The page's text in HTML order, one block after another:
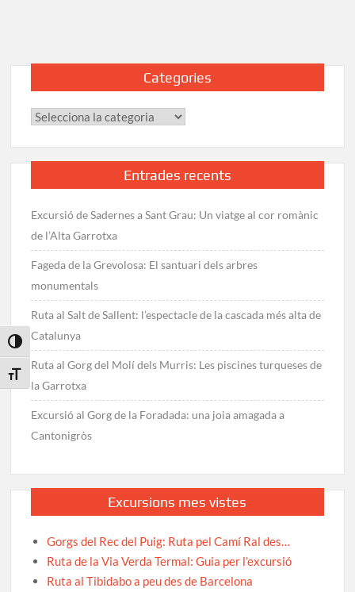
Toggle High Contrast
Toggle Font size
i
des
Boí
Categories
Categories
Entrades recents
Excursió de Sadernes a Sant Grau: Un viatge al cor romànic
de l’Alta Garrotxa
Fageda de la Grevolosa: El santuari dels arbres
monumentals
Ruta al Salt de Sallent: l’espectacle de la cascada més alta de
Catalunya
Ruta al Gorg del Molí dels Murris: Les piscines turqueses de
la Garrotxa
Excursió al Gorg de la Foradada: una joia amagada a
Cantonigròs
Excursions mes vistes
Gorgs del Rec del Puig: Ruta pel Camí Ral des…
Ruta de la Via Verda Termal: Guia per l’excursió
Ruta al Tibidabo a peu des de Barcelona